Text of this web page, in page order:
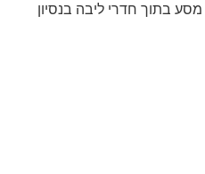
בתוך חדרי ליבה בנסיון